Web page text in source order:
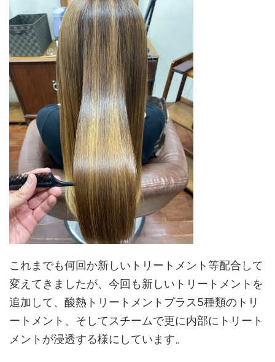
これまでも何回か新しいトリートメント等配合して
変えてきましたが、今回も新しいトリートメントを
追加して、酸熱トリートメントプラス5種類のトリ
ートメント、そしてスチームで更に内部にトリート
メントが浸透する様にしています。